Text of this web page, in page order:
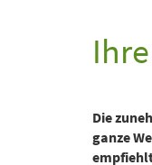
Die
ganze